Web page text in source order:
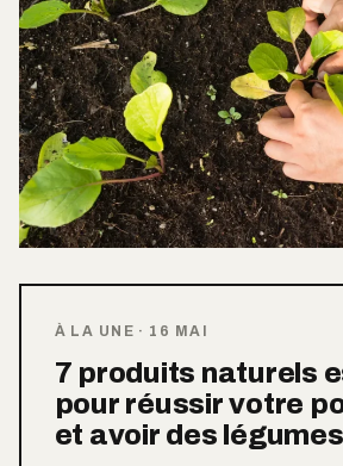
À LA UNE · 16 MAI
7 produits naturels
pour réussir votre
et avoir des